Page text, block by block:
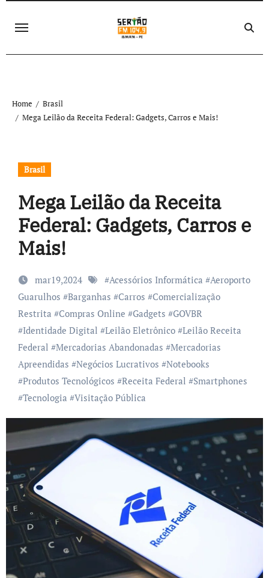
Home
Brasil
Mega Leilão da Receita Federal: Gadgets, Carros e Mais!
Brasil
Mega Leilão da Receita
Federal: Gadgets, Carros e
Mais!
mar19,2024 #Acessórios Informática #Aeroporto
Guarulhos #Barganhas #Carros #Comercialização
Restrita #Compras Online #Gadgets #GOVBR
#Identidade Digital #Leilão Eletrônico#Leilão Receita
Federal #Mercadorias Abandonadas #Mercadorias
Apreendidas #Negócios Lucrativos #Notebooks
#Produtos Tecnológicos #Receita Federal #Smartphones
#Tecnologia #Visitação Pública